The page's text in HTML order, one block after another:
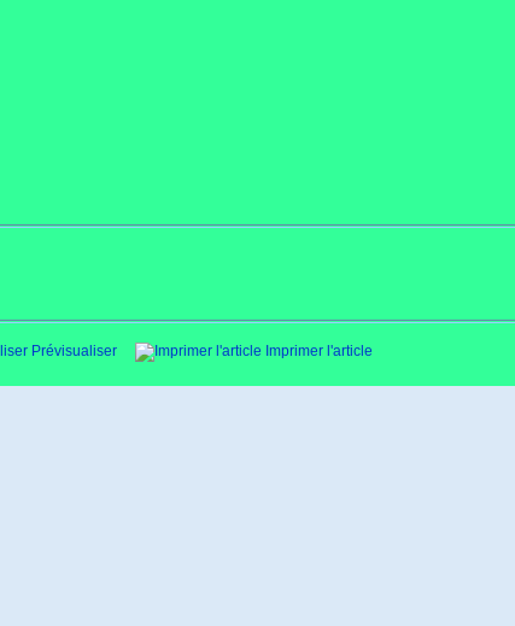
Prévisualiser Imprimer l'article